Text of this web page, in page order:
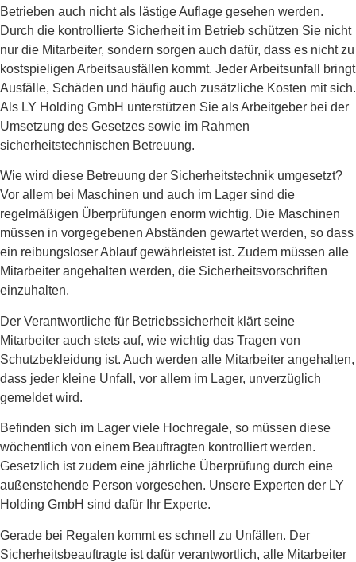
Betrieben auch nicht als lästige Auflage gesehen werden.
Durch die kontrollierte Sicherheit im Betrieb schützen Sie nicht
nur die Mitarbeiter, sondern sorgen auch dafür, dass es nicht zu
kostspieligen Arbeitsausfällen kommt. Jeder Arbeitsunfall bringt
Ausfälle, Schäden und häufig auch zusätzliche Kosten mit sich.
Als LY Holding GmbH unterstützen Sie als Arbeitgeber bei der
Umsetzung des Gesetzes sowie im Rahmen
sicherheitstechnischen Betreuung.
Wie wird diese Betreuung der Sicherheitstechnik umgesetzt?
Vor allem bei Maschinen und auch im Lager sind die
regelmäßigen Überprüfungen enorm wichtig. Die Maschinen
müssen in vorgegebenen Abständen gewartet werden, so dass
ein reibungsloser Ablauf gewährleistet ist. Zudem müssen alle
Mitarbeiter angehalten werden, die Sicherheitsvorschriften
einzuhalten.
Der Verantwortliche für Betriebssicherheit klärt seine
Mitarbeiter auch stets auf, wie wichtig das Tragen von
Schutzbekleidung ist. Auch werden alle Mitarbeiter angehalten,
dass jeder kleine Unfall, vor allem im Lager, unverzüglich
gemeldet wird.
Befinden sich im Lager viele Hochregale, so müssen diese
wöchentlich von einem Beauftragten kontrolliert werden.
Gesetzlich ist zudem eine jährliche Überprüfung durch eine
außenstehende Person vorgesehen. Unsere Experten der LY
Holding GmbH sind dafür Ihr Experte.
Gerade bei Regalen kommt es schnell zu Unfällen. Der
Sicherheitsbeauftragte ist dafür verantwortlich, alle Mitarbeiter